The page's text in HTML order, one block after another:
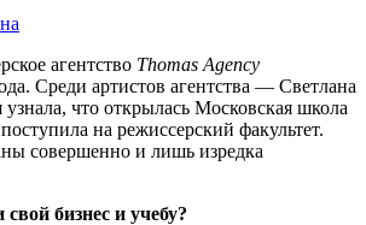
агентство Thomas Agency
Среди артистов агентства — Светлана
узнала, что открылась Московская школа
на режиссерский факультет.
совершенно и лишь изредка
бизнес и учебу?